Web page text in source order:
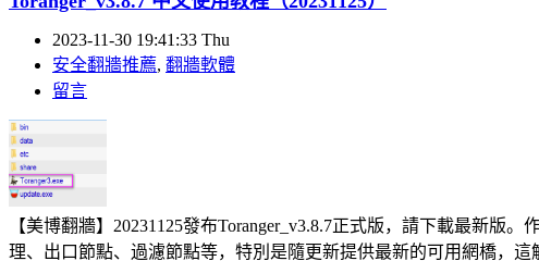
2023-11-30 19:41:33 Thu
安全翻牆推薦, 翻牆軟體
留言
【美博翻牆】20231125發布Toranger_v3.8.7正式版，請下載最新版
理、出口節點、過濾節點等，特別是隨更新提供最新的可用網橋，